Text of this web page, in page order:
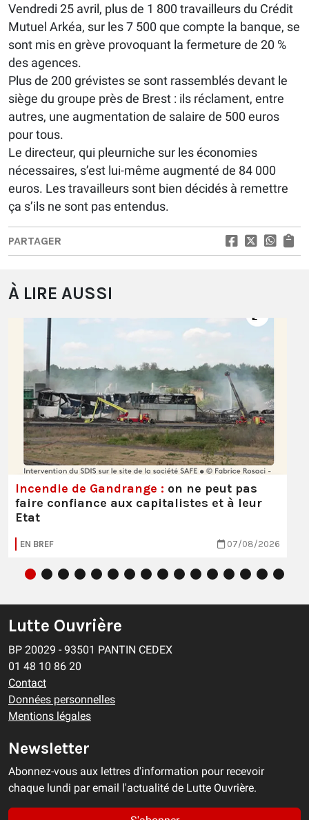
Vendredi 25 avril, plus de 1 800 travailleurs du Crédit
Mutuel Arkéa, sur les 7 500 que compte la banque, se
sont mis en grève provoquant la fermeture de 20 %
des agences.
Plus de 200 grévistes se sont rassemblés devant le
siège du groupe près de Brest : ils réclament, entre
autres, une augmentation de salaire de 500 euros
pour tous.
Le directeur, qui pleurniche sur les économies
nécessaires, s’est lui-même augmenté de 84 000
euros. Les travailleurs sont bien décidés à remettre
ça s’ils ne sont pas entendus.
PARTAGER
À LIRE AUSSI
Incendie de Gandrange : on ne peut pas
faire confiance aux capitalistes et à leur
Etat
EN BREF 07/08/2026
Lutte Ouvrière
BP 20029 - 93501 PANTIN CEDEX
01 48 10 86 20
Contact
Données personnelles
Mentions légales
Newsletter
Abonnez-vous aux lettres d'information pour recevoir
chaque lundi par email l'actualité de Lutte Ouvrière.